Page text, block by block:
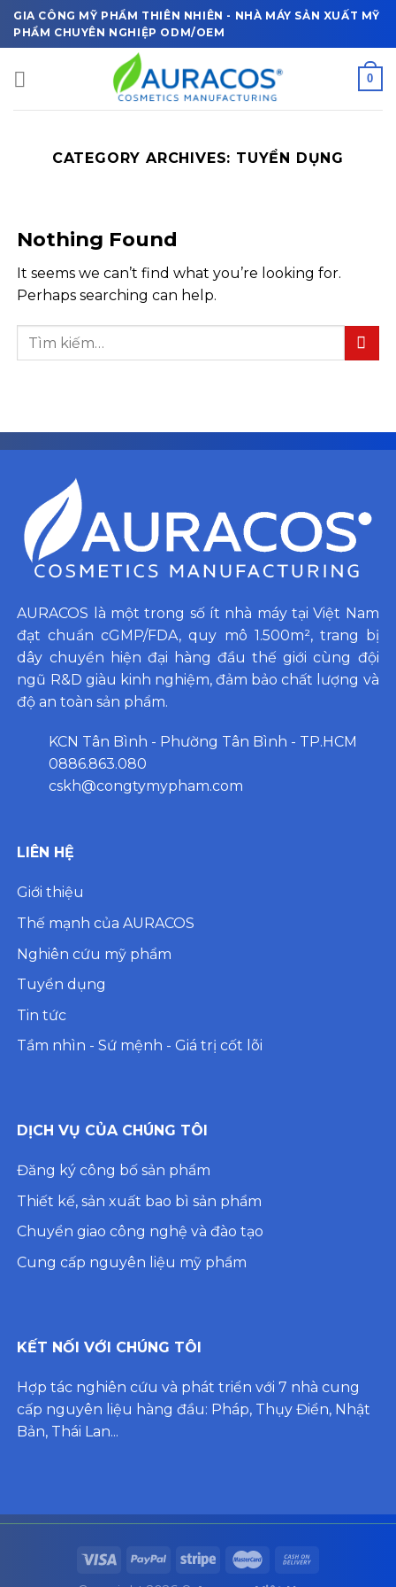
SkipGIA CÔNG MỸ PHẨM THIÊN NHIÊN - NHÀ MÁY SẢN XUẤT MỸ
PHẨM CHUYÊN NGHIỆP ODM/OEM
0
CATEGORY ARCHIVES: TUYỂN DỤNG
Nothing Found
It seems we can’t find what you’re looking for.
Perhaps searching can help.
AURACOS là một trong số ít nhà máy tại Việt Nam
đạt chuẩn cGMP/FDA, quy mô 1.500m², trang bị
dây chuyền hiện đại hàng đầu thế giới cùng đội
ngũ R&D giàu kinh nghiệm, đảm bảo chất lượng và
độ an toàn sản phẩm.
KCN Tân Bình - Phường Tân Bình - TP.HCM
0886.863.080
cskh@congtymypham.com
LIÊN HỆ
Giới thiệu
Thế mạnh của AURACOS
Nghiên cứu mỹ phẩm
Tuyển dụng
Tin tức
Tầm nhìn - Sứ mệnh - Giá trị cốt lõi
DỊCH VỤ CỦA CHÚNG TÔI
Đăng ký công bố sản phẩm
Thiết kế, sản xuất bao bì sản phẩm
Chuyển giao công nghệ và đào tạo
Cung cấp nguyên liệu mỹ phẩm
KẾT NỐI VỚI CHÚNG TÔI
Hợp tác nghiên cứu và phát triển với 7 nhà cung
cấp nguyên liệu hàng đầu: Pháp, Thụy Điển, Nhật
Bản, Thái Lan...